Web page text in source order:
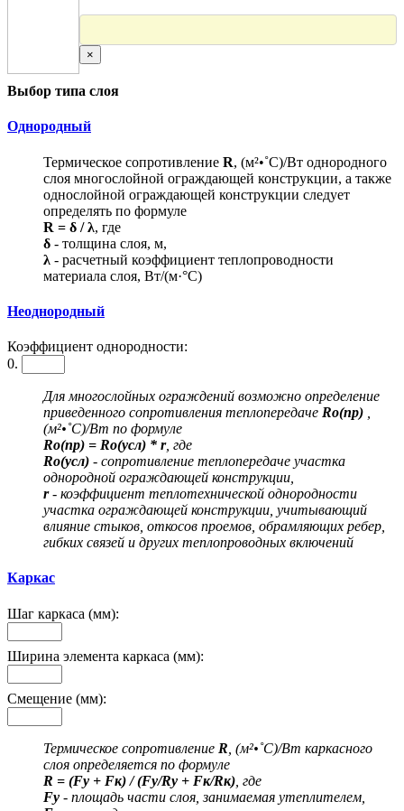
×
Выбор типа слоя
Однородный
Термическое сопротивление R, (м²•˚С)/Вт однородного
слоя многослойной ограждающей конструкции, а также
однослойной ограждающей конструкции следует
определять по формуле
R = δ / λ, где
δ - толщина слоя, м,
λ - расчетный коэффициент теплопроводности
материала слоя, Вт/(м·°С)
Неоднородный
Коэффициент однородности:
0.
Для многослойных ограждений возможно определение
приведенного сопротивления теплопередаче Ro(пр)
(м²•˚С)/Вт по формуле
Ro(пр) = Ro(усл) * r, где
Ro(усл) - сопротивление теплопередаче участка
однородной ограждающей конструкции,
r- коэффициент теплотехнической однородности
участка ограждающей конструкции, учитывающий
влияние стыков, откосов проемов, обрамляющих ребер,
гибких связей и других теплопроводных включений
Каркас
Шаг каркаса (мм):
Ширина элемента каркаса (мм):
Смещение (мм):
Термическое сопротивление R , (м²•˚С)/Вт каркасного
слоя определяется по формуле
R = (Fу + Fк) / (Fу/Rу + Fк/Rк) , где
Fу - площадь части слоя, занимаемая утеплителем,